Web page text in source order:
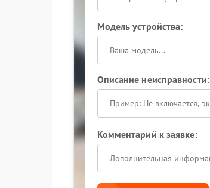
Модель устройства:
Описание неисправности:
Комментарий к заявке: